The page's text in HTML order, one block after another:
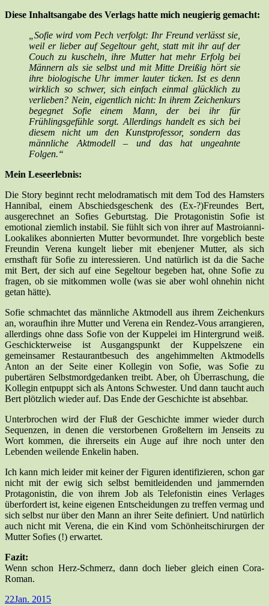
Diese Inhaltsangabe des Verlags hatte mich neugierig gemacht:
„Sofie wird vom Pech verfolgt: Ihr Freund verlässt sie,
weil er lieber auf Segeltour geht, statt mit ihr auf der
Couch zu kuscheln, ihre Mutter hat mehr Erfolg bei
Männern als sie selbst und mit Mitte Dreißig hört sie
ihre biologische Uhr immer lauter ticken. Ist es denn
wirklich so schwer, sich einfach einmal glücklich zu
verlieben? Nein, eigentlich nicht: In ihrem Zeichenkurs
begegnet Sofie einem Mann, der bei ihr für
Frühlingsgefühle sorgt. Allerdings handelt es sich bei
diesem nicht um den Kunstprofessor, sondern das
männliche Aktmodell – und das hat ungeahnte
Folgen.“
Mein Leseerlebnis:
Die Story beginnt recht melodramatisch mit dem Tod des Hamsters
Hannibal, einem Abschiedsgeschenk des (Ex-?)Freundes Bert,
ausgerechnet an Sofies Geburtstag. Die Protagonistin Sofie ist
emotional ziemlich instabil. Sie fühlt sich von ihrer auf Mastroianni-
Lookalikes abonnierten Mutter bevormundet. Ihre vorgeblich beste
Freundin Verena kungelt lieber mit ebenjener Mutter, als sich
ernsthaft für Sofie zu interessieren. Und natürlich ist da die Sache
mit Bert, der sich auf eine Segeltour begeben hat, ohne Sofie zu
fragen, ob sie mitkommen wolle (was sie aber wohl ohnehin nicht
getan hätte).
Sofie schmachtet das männliche Aktmodell aus ihrem Zeichenkurs
an, woraufhin ihre Mutter und Verena ein Rendez-Vous arrangieren,
allerdings ohne dass Sofie von der Kuppelei im Hintergrund weiß.
Geschickterweise ist Ausgangspunkt der Kuppelszene ein
gemeinsamer Restaurantbesuch des angehimmelten Aktmodells
Anton an der Seite einer Kollegin von Sofie, was Sofie zu
pubertären Selbstmordgedanken treibt. Aber, oh Überraschung, die
Kollegin entpuppt sich als Antons Schwester. Und dann taucht auch
Bert plötzlich wieder auf. Das Ende der Geschichte ist absehbar.
Unterbrochen wird der Fluß der Geschichte immer wieder durch
Sequenzen, in denen die verstorbenen Großeltern im Jenseits zu
Wort kommen, die ihrerseits ein Auge auf ihre noch unter den
Lebenden weilende Enkelin haben.
Ich kann mich leider mit keiner der Figuren identifizieren, schon gar
nicht mit der ewig sich selbst bemitleidenden und jammernden
Protagonistin, die von ihrem Job als Telefonistin eines Verlages
überfordert ist, keine eigenen Entscheidungen zu treffen vermag und
sich selbst nur über den Mann an ihrer Seite definiert. Und natürlich
auch nicht mit Verena, die ein Kind vom Schönheitschirurgen der
Mutter Sofies (!) erwartet.
Fazit:
Wenn schon Herz-Schmerz, dann doch lieber gleich einen Cora-
Roman.
22Jan. 2015